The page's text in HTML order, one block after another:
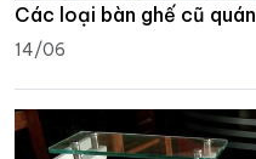
Các loại bàn ghế cũ
14/06